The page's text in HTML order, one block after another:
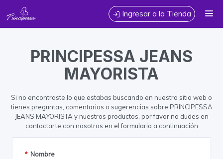
Calidad, estilo y variedad para armar tu colección Prendas de jeans
y camperas📦Venta x mayor Somos fabricantesIngresar a la Tienda
TABLA DE TALLES
PRINCIPESSA JEANS
MAYORISTA
Si no encontraste lo que estabas buscando en nuestro sitio web o
tienes preguntas, comentarios o sugerencias sobre PRINCIPESSA
JEANS MAYORISTA y nuestros productos, por favor no dudes en
contactarte con nosotros en el formulario a continuación
* Nombre